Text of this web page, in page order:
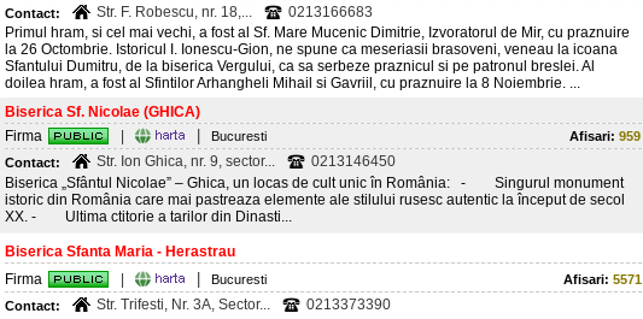
Contact:
Str. F. Robescu, nr. 18,...
0213166683
Primul hram, si cel mai vechi, a fost al Sf. Mare Mucenic Dimitrie, Izvoratorul de Mir, cu praznuire
la 26 Octombrie. Istoricul I. Ionescu-Gion, ne spune ca meseriasii brasoveni, veneau la icoana
Sfantului Dumitru, de la biserica Vergului, ca sa serbeze praznicul si pe patronul breslei. Al
doilea hram, a fost al Sfintilor Arhangheli Mihail si Gavriil, cu praznuire la 8 Noiembrie. ...
Biserica Sf. Nicolae (GHICA)
Firma
Bucuresti Afisari: 959
Contact:
Str. Ion Ghica, nr. 9, sector...
0213146450
Biserica „Sfântul Nicolae” – Ghica, un locas de cult unic în România: - Singurul monument
istoric din România care mai pastreaza elemente ale stilului rusesc autentic la început de secol
XX. - Ultima ctitorie a tarilor din Dinasti...
Biserica Sfanta Maria - Herastrau
Firma
Bucuresti Afisari: 5571
Contact:
Str. Trifesti, Nr. 3A, Sector...
0213373390